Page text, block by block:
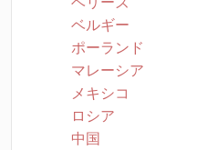
ベルギー
ポーランド
マレーシア
メキシコ
ロシア
中国